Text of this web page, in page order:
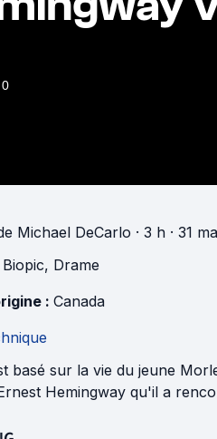
0
Michael DeCarlo · 3 h · 31
Biopic, Drame
: Canada
basé sur la vie du jeune
Hemingway qu'il a